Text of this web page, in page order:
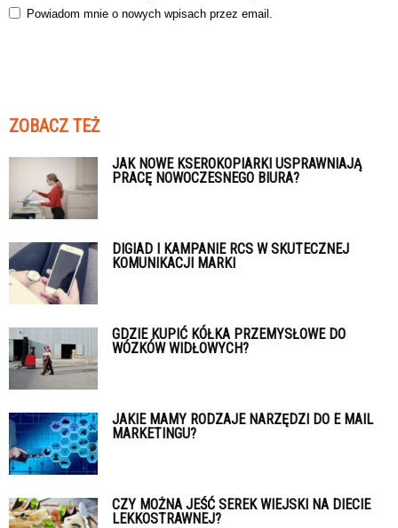
Powiadom mnie o nowych wpisach przez email.
ZOBACZ TEŻ
JAK NOWE KSEROKOPIARKI USPRAWNIAJĄ
PRACĘ NOWOCZESNEGO BIURA?
DIGIAD I KAMPANIE RCS W SKUTECZNEJ
KOMUNIKACJI MARKI
GDZIE KUPIĆ KÓŁKA PRZEMYSŁOWE DO
WÓZKÓW WIDŁOWYCH?
JAKIE MAMY RODZAJE NARZĘDZI DO E MAIL
MARKETINGU?
CZY MOŻNA JEŚĆ SEREK WIEJSKI NA DIECIE
LEKKOSTRAWNEJ?